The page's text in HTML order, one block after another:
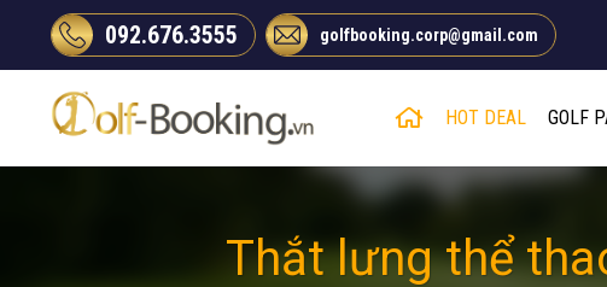
Chuyển
nội
092.676.3555 golfbooking.corp@gmail.com
HOT DEAL GOLF
Thắt lưng thể